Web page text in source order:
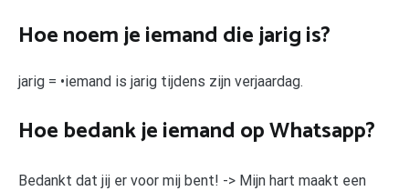
Hoe noem je iemand die jarig is?
jarig = •iemand is jarig tijdens zijn verjaardag.
Hoe bedank je iemand op Whatsapp?
Bedankt dat jij er voor mij bent! -> Mijn hart maakt een